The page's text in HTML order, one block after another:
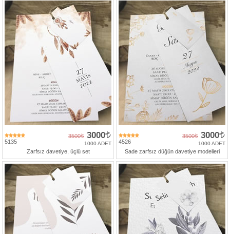
5135
3500 3000
1000 ADET
Zarfsız davetiye, üçlü set
4526
3500 3000
1000 ADET
Sade zarfsız düğün davetiye modelleri